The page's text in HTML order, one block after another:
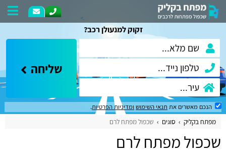
זקוק למנעולן רכב?
שליחה
הנכם מאשרים את תנאי השימוש ומדיניות הפרטיות.
מפתח בקליק סוגים שכפול מפתח לרם
שכפול מפתח לרם